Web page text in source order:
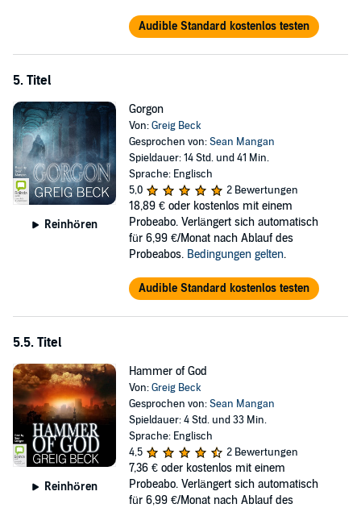
Audible Standard kostenlos testen
5. Titel
Reinhören
Gorgon
Von:Greig Beck
Gesprochen von:Sean Mangan
Spieldauer: 14 Std. und 41 Min.
Sprache: Englisch
5,0
2 Bewertungen
18,89 € oder kostenlos mit einem
Probeabo. Verlängert sich automatisch
für 6,99 €/Monat nach Ablauf des
Probeabos. Bedingungen gelten.
Audible Standard kostenlos testen
5.5. Titel
Reinhören
Hammer of God
Von:Greig Beck
Gesprochen von:Sean Mangan
Spieldauer: 4 Std. und 33 Min.
Sprache: Englisch
4,5
2 Bewertungen
7,36 € oder kostenlos mit einem
Probeabo. Verlängert sich automatisch
für 6,99 €/Monat nach Ablauf des